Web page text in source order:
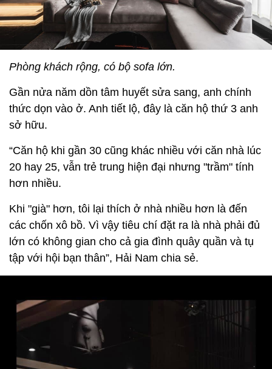
Phòng khách rộng, có bộ sofa lớn.
Gần nửa năm dồn tâm huyết sửa sang, anh chính
thức dọn vào ở. Anh tiết lộ, đây là căn hộ thứ 3 anh
sở hữu.
“Căn hộ khi gần 30 cũng khác nhiều với căn nhà lúc
20 hay 25, vẫn trẻ trung hiện đại nhưng "trầm" tính
hơn nhiều.
Khi "già" hơn, tôi lại thích ở nhà nhiều hơn là đến
các chốn xô bồ. Vì vậy tiêu chí đặt ra là nhà phải đủ
lớn có không gian cho cả gia đình quây quần và tụ
tập với hội bạn thân”, Hải Nam chia sẻ.